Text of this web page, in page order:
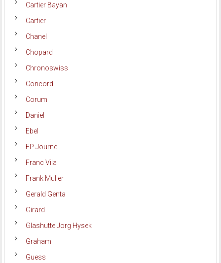
Cartier Bayan
Cartier
Chanel
Chopard
Chronoswiss
Concord
Corum
Daniel
Ebel
FP Journe
Franc Vila
Frank Muller
Gerald Genta
Girard
Glashutte Jorg Hysek
Graham
Guess